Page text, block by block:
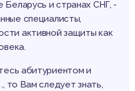
Беларусь и странах СНГ, -
специалисты,
активной защиты как
абитуриентом и
то Вам следует знать,